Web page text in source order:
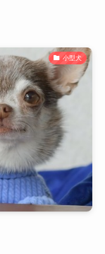
小型犬